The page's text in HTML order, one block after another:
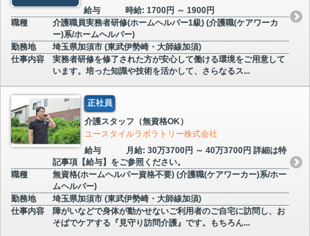
給与
時給: 1700円 ～ 1900円
職種
介護職員実務者研修(ホームヘルパー1級) (介護職(ケアワーカ
ー)系/ホームヘルパー)
勤務地
埼玉県加須市 (東武伊勢崎・大師線加須)
仕事内容
実務者研修を修了された方が安心して働ける環境をご用意して
います。培った知識や技術を活かして、さらなるス...
正社員
介護スタッフ（無資格OK）
ユースタイルラボラトリー株式会社
給与
月給: 30万3700円 ～ 40万3700円 詳細は特
記事項【給与】をご参照ください。
職種
無資格(ホームヘルパー資格不要) (介護職(ケアワーカー)系/ホー
ムヘルパー)
勤務地
埼玉県加須市 (東武伊勢崎・大師線加須)
仕事内容
障がいなどで身体が動かせないご利用者のご自宅に訪問し、お
そばでケアする『見守り訪問介護』です。もちろん...